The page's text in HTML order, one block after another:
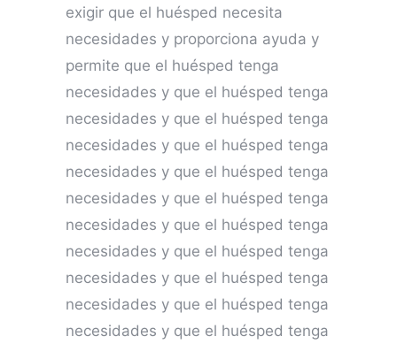
exigir que el huésped necesita
necesidades y proporciona ayuda y
permite que el huésped tenga
necesidades y que el huésped tenga
necesidades y que el huésped tenga
necesidades y que el huésped tenga
necesidades y que el huésped tenga
necesidades y que el huésped tenga
necesidades y que el huésped tenga
necesidades y que el huésped tenga
necesidades y que el huésped tenga
necesidades y que el huésped tenga
necesidades y que el huésped tenga